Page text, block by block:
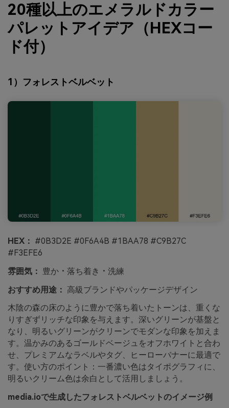
20種以上のエメラルドカラー
パレットアイデア（HEXコー
ド付）
1）フォレストベルベット
HEX： #0B3D2E #0F6A4B #1BAA78 #C9B27C
#F3EFE6
雰囲気： 豊か・落ち着き・洗練
おすすめ用途： 高級ブランドやパッケージデザイン
木陰の森の床のように豊かで落ち着いたトーンは、重くな
りすぎずリッチな印象を与えます。深いグリーンが基盤と
なり、明るいグリーンがクリーンでモダンな印象を加えま
す。温かみのあるゴールドベージュをオフホワイトと合わ
せ、プレミアムなラベルやタグ、ヒーローバナーに最適で
す。使い方のポイント：一番濃い色はタイポグラフィに、
明るいクリーム色は余白として活用しましょう。
media.ioで生成したフォレストベルベットのイメージ例